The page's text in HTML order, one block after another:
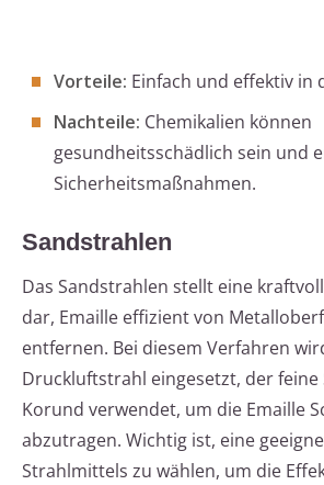
Vorteile: Einfach und effektiv in
Nachteile: Chemikalien können
gesundheitsschädlich sein und
Sicherheitsmaßnahmen.
Sandstrahlen
Das Sandstrahlen stellt eine
dar, Emaille effizient von
entfernen. Bei diesem Verfahren
Druckluftstrahl eingesetzt, der
Korund verwendet, um die Emaille
abzutragen. Wichtig ist, eine
Strahlmittels zu wählen, um die